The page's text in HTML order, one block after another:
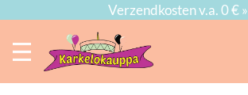
Verzendkosten v.a. 0 € »